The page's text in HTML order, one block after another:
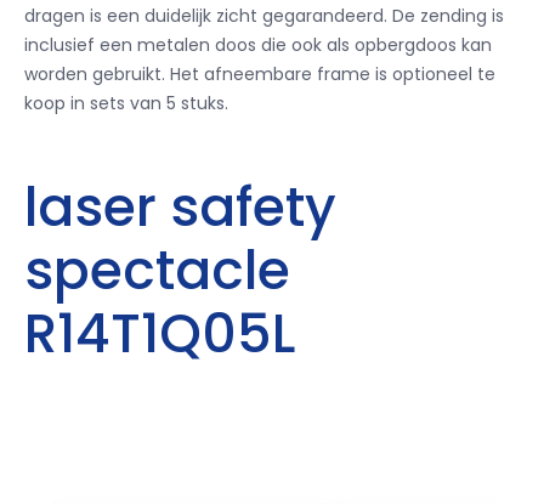
dragen is een duidelijk zicht gegarandeerd. De zending is
inclusief een metalen doos die ook als opbergdoos kan
worden gebruikt. Het afneembare frame is optioneel te
koop in sets van 5 stuks.
laser safety
spectacle
R14T1Q05L